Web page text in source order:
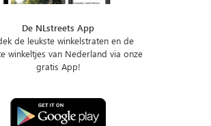
De NLstreets App
de leukste winkelstraten en de
winkeltjes van Nederland via onze
gratis App!